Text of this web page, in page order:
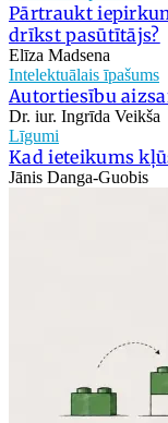
Pārtraukt
drīkst pasūtītājs?
Elīza Madsena
Intelektuālais īpašums
Autortiesību
Dr. iur. Ingrīda Veikša
Līgumi
Kad ieteikums
Jānis Danga-Guobis